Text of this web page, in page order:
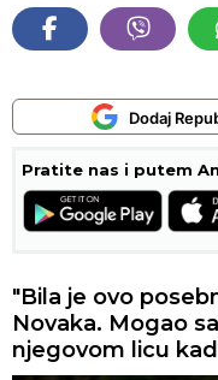
Dodaj
Pratite nas i putem
"Bila je ovo
Novaka. Mogao
njegovom licu